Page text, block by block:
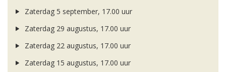
Zaterdag 5 september, 17.00 uur
Zaterdag 29 augustus, 17.00 uur
Zaterdag 22 augustus, 17.00 uur
Zaterdag 15 augustus, 17.00 uur